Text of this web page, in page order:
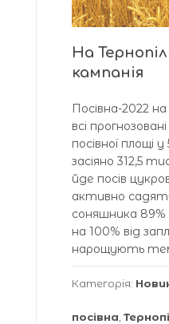
На
кампанія
Посівна-2022
всі
посівної площі
засіяно 312,5
йде посів
активно
соняшника 89%
на 100% від
нарощують
Категорія:
посівна